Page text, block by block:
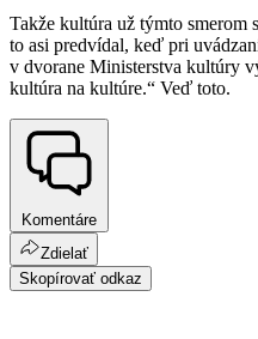
Takže kultúra už týmto smerom
to asi predvídal, keď pri
v dvorane Ministerstva kultúry
kultúra na kultúre.“ Veď toto.
Komentáre
Zdielať
Skopírovať odkaz